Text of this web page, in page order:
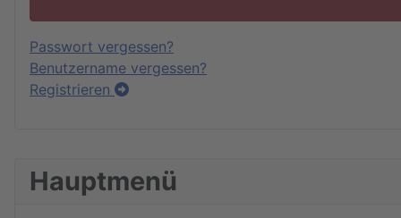
Hauptmenü
Passwort vergessen?
Benutzername vergessen?
Registrieren